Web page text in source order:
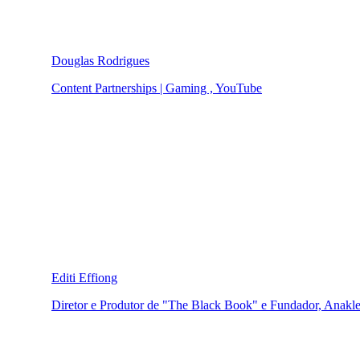
Douglas Rodrigues
Content Partnerships | Gaming , YouTube
Editi Effiong
Diretor e Produtor de "The Black Book" e Fundador,